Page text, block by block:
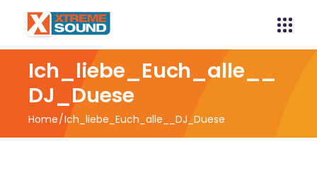
Ich_liebe_Euch_alle__
DJ_Duese
Home Ich_liebe_Euch_alle__DJ_Duese